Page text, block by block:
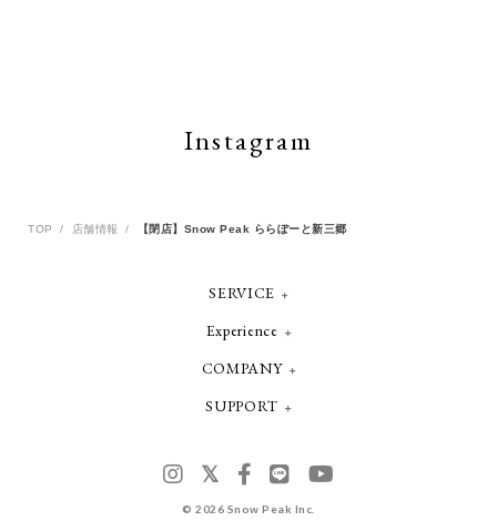
Instagram
TOP 店舗情報 【閉店】Snow Peak ららぽーと新三郷
SERVICE
Experience
COMPANY
SUPPORT
©2026 Snow Peak Inc.